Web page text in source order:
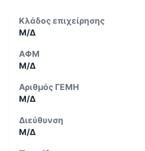
Κλάδος επιχείρησης
Μ/Δ
ΑΦΜ
Μ/Δ
Αριθμός ΓΕΜΗ
Μ/Δ
Διεύθυνση
Μ/Δ